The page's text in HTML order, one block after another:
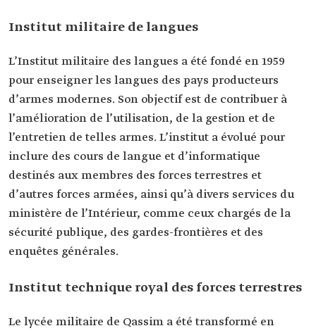
Institut militaire de langues
L’Institut militaire des langues a été fondé en 1959
pour enseigner les langues des pays producteurs
d’armes modernes. Son objectif est de contribuer à
l’amélioration de l’utilisation, de la gestion et de
l’entretien de telles armes. L’institut a évolué pour
inclure des cours de langue et d’informatique
destinés aux membres des forces terrestres et
d’autres forces armées, ainsi qu’à divers services du
ministère de l’Intérieur, comme ceux chargés de la
sécurité publique, des gardes-frontières et des
enquêtes générales.
Institut technique royal des forces terrestres
Le lycée militaire de Qassim a été transformé en